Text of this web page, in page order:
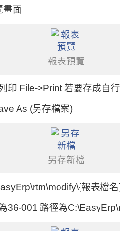
畫面
報表預覽
印 File->Print 若要存成自
As (另存檔案)
另存新檔
報表檔
36-001 路徑為